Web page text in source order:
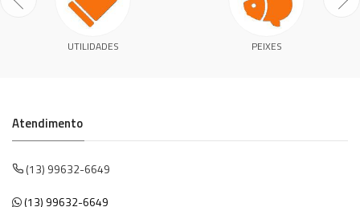
UTILIDADES PEIXES
Atendimento
(13) 99632-6649
(13) 99632-6649